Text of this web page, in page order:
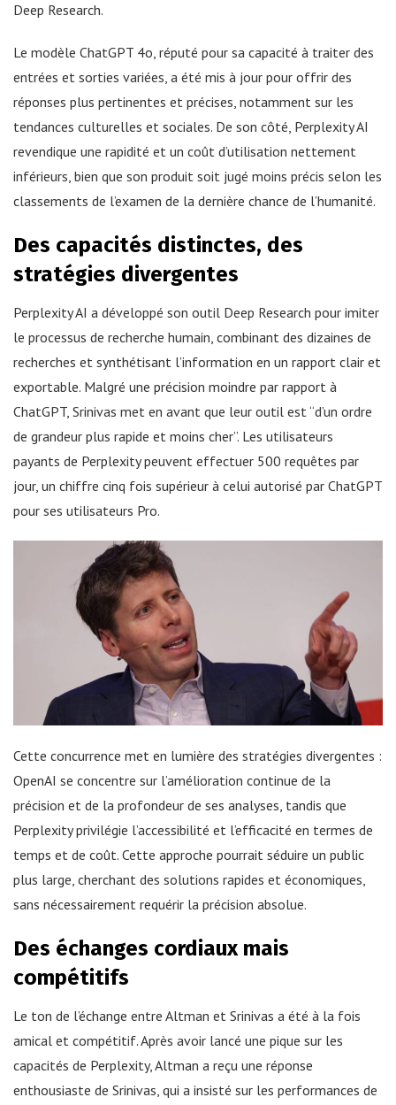
Deep Research.
Le modèle ChatGPT 4o, réputé pour sa capacité à traiter des
entrées et sorties variées, a été mis à jour pour offrir des
réponses plus pertinentes et précises, notamment sur les
tendances culturelles et sociales. De son côté, Perplexity AI
revendique une rapidité et un coût d’utilisation nettement
inférieurs, bien que son produit soit jugé moins précis selon les
classements de l’examen de la dernière chance de l’humanité.
Des capacités distinctes, des
stratégies divergentes
Perplexity AI a développé son outil Deep Research pour imiter
le processus de recherche humain, combinant des dizaines de
recherches et synthétisant l’information en un rapport clair et
exportable. Malgré une précision moindre par rapport à
ChatGPT, Srinivas met en avant que leur outil est “d’un ordre
de grandeur plus rapide et moins cher”. Les utilisateurs
payants de Perplexity peuvent effectuer 500 requêtes par
jour, un chiffre cinq fois supérieur à celui autorisé par ChatGPT
pour ses utilisateurs Pro.
Cette concurrence met en lumière des stratégies divergentes :
OpenAI se concentre sur l’amélioration continue de la
précision et de la profondeur de ses analyses, tandis que
Perplexity privilégie l’accessibilité et l’efficacité en termes de
temps et de coût. Cette approche pourrait séduire un public
plus large, cherchant des solutions rapides et économiques,
sans nécessairement requérir la précision absolue.
Des échanges cordiaux mais
compétitifs
Le ton de l’échange entre Altman et Srinivas a été à la fois
amical et compétitif. Après avoir lancé une pique sur les
capacités de Perplexity, Altman a reçu une réponse
enthousiaste de Srinivas, qui a insisté sur les performances de